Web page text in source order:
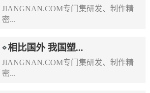
JIANGNAN.COM专门集研发、制作精
密...
相比国外 我国塑...
JIANGNAN.COM专门集研发、制作精
密...